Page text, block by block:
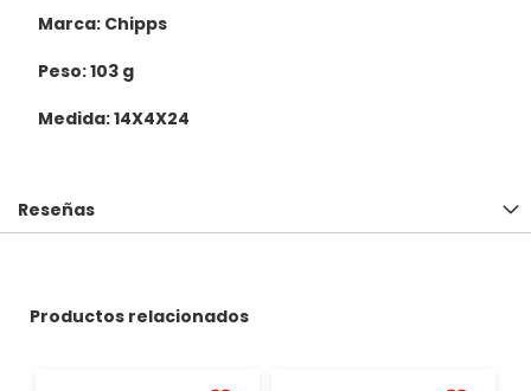
Marca: Chipps
Peso: 103 g
Medida: 14X4X24
Reseñas
Productos relacionados